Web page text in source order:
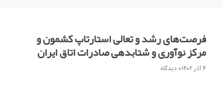
فرصت‌‌های رشد و تعالی استارتاپ کشمون و
مرکز نوآوری و شتابدهی صادرات اتاق ایران
۴ آذر ۱۴۰۲ ۰ دیدگاه